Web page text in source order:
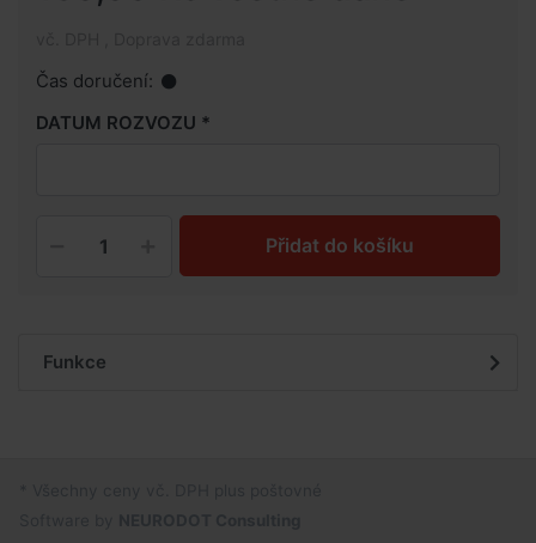
Čas doručení:
DATUM ROZVOZU
Přidat do košíku
Funkce